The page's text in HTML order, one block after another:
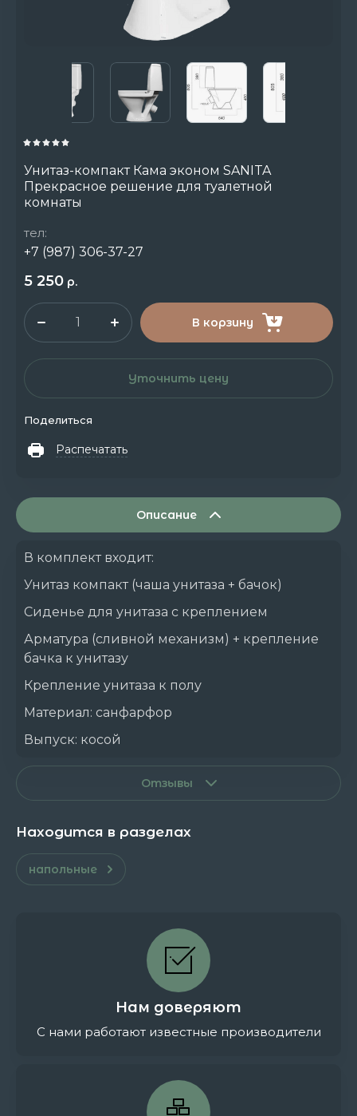
Унитаз-компакт Кама эконом SANITA
Прекрасное решение для туалетной
комнаты
тел:
+7 (987) 306-37-27
5 250 р.
В корзину
Уточнить цену
Поделиться
Распечатать
Описание
В комплект входит:
Унитаз компакт (чаша унитаза + бачок)
Сиденье для унитаза с креплением
Арматура (сливной механизм) + крепление
бачка к унитазу
Крепление унитаза к полу
Материал: санфарфор
Выпуск: косой
Отзывы
Находится в разделах
напольные
Нам доверяют
С нами работают известные производители